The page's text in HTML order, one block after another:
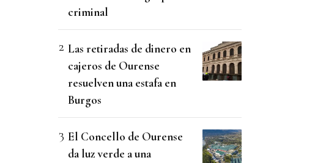
criminal
Las retiradas de dinero en
cajeros de Ourense
resuelven una estafa en
Burgos
El Concello de Ourense
da luz verde a una